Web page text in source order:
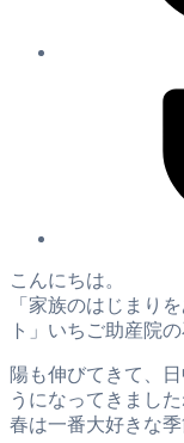
こんにちは。
「家族のはじまり
ト」いちご助産院
陽も伸びてきて、
うになってきました
春は一番大好きな